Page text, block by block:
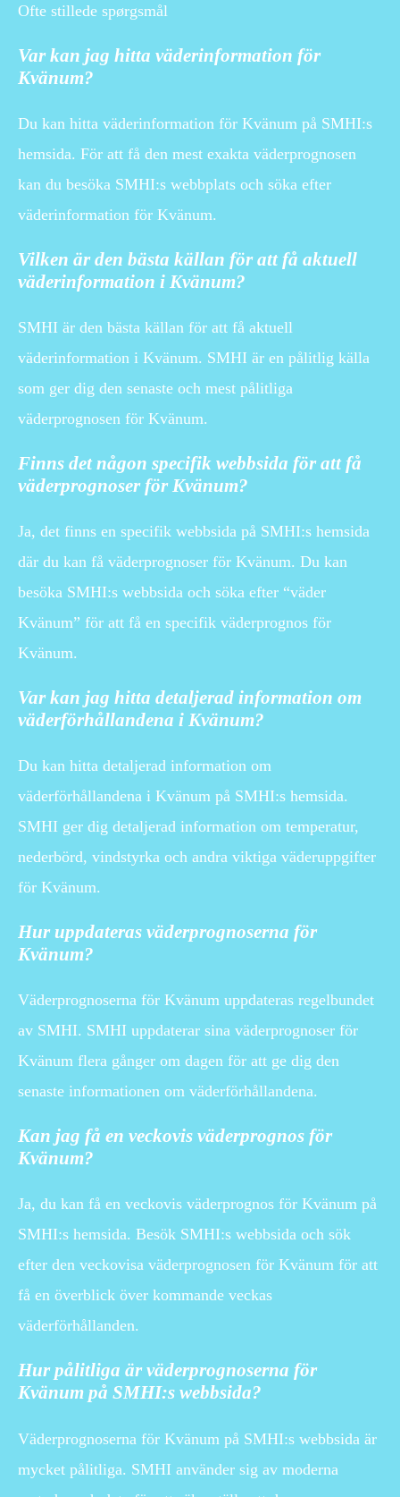
Ofte stillede spørgsmål
Var kan jag hitta väderinformation för
Kvänum?
Du kan hitta väderinformation för Kvänum på SMHI:s
hemsida. För att få den mest exakta väderprognosen
kan du besöka SMHI:s webbplats och söka efter
väderinformation för Kvänum.
Vilken är den bästa källan för att få aktuell
väderinformation i Kvänum?
SMHI är den bästa källan för att få aktuell
väderinformation i Kvänum. SMHI är en pålitlig källa
som ger dig den senaste och mest pålitliga
väderprognosen för Kvänum.
Finns det någon specifik webbsida för att få
väderprognoser för Kvänum?
Ja, det finns en specifik webbsida på SMHI:s hemsida
där du kan få väderprognoser för Kvänum. Du kan
besöka SMHI:s webbsida och söka efter “väder
Kvänum” för att få en specifik väderprognos för
Kvänum.
Var kan jag hitta detaljerad information om
väderförhållandena i Kvänum?
Du kan hitta detaljerad information om
väderförhållandena i Kvänum på SMHI:s hemsida.
SMHI ger dig detaljerad information om temperatur,
nederbörd, vindstyrka och andra viktiga väderuppgifter
för Kvänum.
Hur uppdateras väderprognoserna för
Kvänum?
Väderprognoserna för Kvänum uppdateras regelbundet
av SMHI. SMHI uppdaterar sina väderprognoser för
Kvänum flera gånger om dagen för att ge dig den
senaste informationen om väderförhållandena.
Kan jag få en veckovis väderprognos för
Kvänum?
Ja, du kan få en veckovis väderprognos för Kvänum på
SMHI:s hemsida. Besök SMHI:s webbsida och sök
efter den veckovisa väderprognosen för Kvänum för att
få en överblick över kommande veckas
väderförhållanden.
Hur pålitliga är väderprognoserna för
Kvänum på SMHI:s webbsida?
Väderprognoserna för Kvänum på SMHI:s webbsida är
mycket pålitliga. SMHI använder sig av moderna